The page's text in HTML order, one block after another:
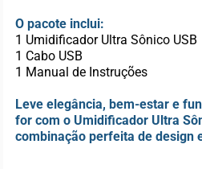
O pacote inclui:
1 Umidificador Ultra Sônico USB
1 Cabo USB
1 Manual de Instruções
Leve elegância, bem-estar e
for com o Umidificador Ultra
combinação perfeita de design